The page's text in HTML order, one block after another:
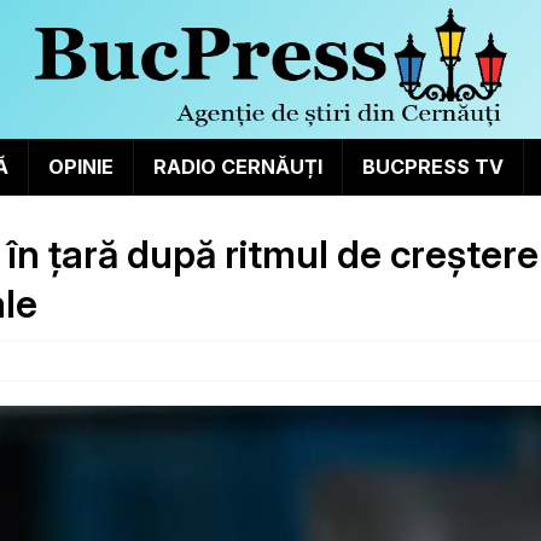
OPINIE RADIO CERNĂUȚI BUCPRESS TV
în țară după ritmul de creștere